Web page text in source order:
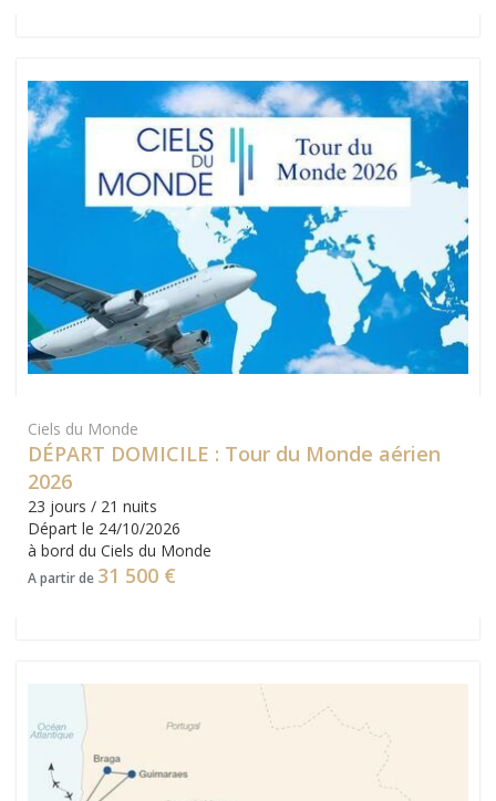
Ciels du Monde
DÉPART DOMICILE : Tour du Monde aérien
2026
23 jours / 21 nuits
Départ le 24/10/2026
à bord du Ciels du Monde
A partir de 31 500 €